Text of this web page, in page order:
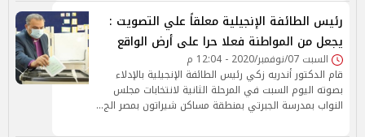
رئيس الطائفة الإنجيلية معلقاً علي التصويت :
يجعل من المواطنة فعلا حرا على أرض الواقع
السبت 07/نوفمبر/2020 - 12:04 م
قام الدكتور أندريه زكي رئيس الطائفة الإنجيلية بالإدلاء
بصوته اليوم السبت في المرحلة الثانية لانتخابات مجلس
النواب بمدرسة الجبرتي بمنطقة مساكن شيراتون بمصر الج…